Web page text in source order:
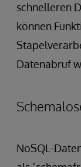
schnelleren
können
Datenabruf
NoSQL-